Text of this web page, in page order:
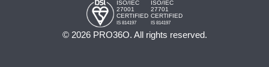
ISO/IEC
27001
CERTIFIED
IS 814197
ISO/IEC
27701
CERTIFIED
IS 814197
© 2026 PRO36O. All rights reserved.